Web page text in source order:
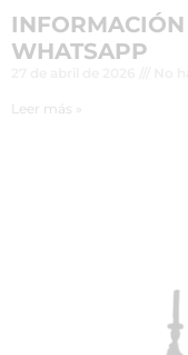
WHATSAPP
Leer más »